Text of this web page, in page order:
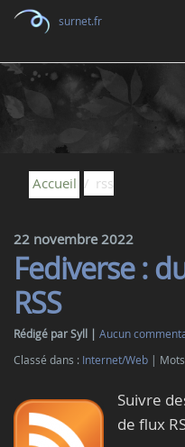
surnet.fr
Accueil rss
22 novembre 2022
Fediverse :
RSS
Rédigé par Syll
Aucun
Classé dans : Internet/Web
Suivre
de flux